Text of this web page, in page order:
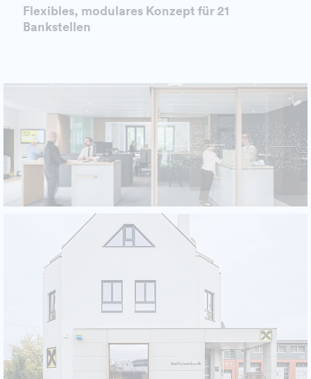
Flexibles, modulares Konzept für 21
Bankstellen